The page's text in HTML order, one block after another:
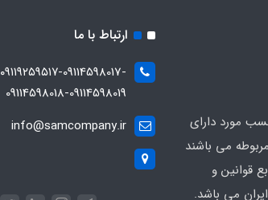
مورد دارای
می باشند
قوانین و
می باشد.
ارتباط با ما
۰۹۱۱۹۲۵۹۵۱۷-09114598017-
09114598018-09114598019
info@samcompany.ir